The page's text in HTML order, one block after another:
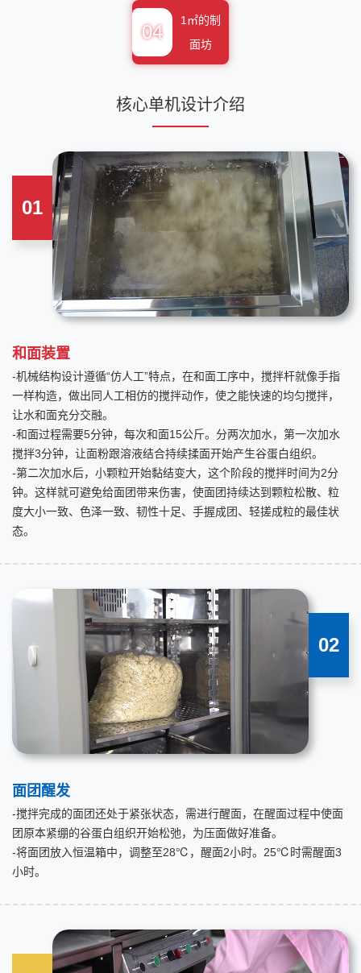
04
1㎡的制
面坊
核心单机设计介绍
01
和面装置
-机械结构设计遵循“仿人工”特点，在和面工序中，搅拌杆就像手指
一样构造，做出同人工相仿的搅拌动作，使之能快速的均匀搅拌，
让水和面充分交融。
-和面过程需要5分钟，每次和面15公斤。分两次加水，第一次加水
搅拌3分钟，让面粉跟溶液结合持续揉面开始产生谷蛋白组织。
-第二次加水后，小颗粒开始黏结变大，这个阶段的搅拌时间为2分
钟。这样就可避免给面团带来伤害，使面团持续达到颗粒松散、粒
度大小一致、色泽一致、韧性十足、手握成团、轻搓成粒的最佳状
态。
02
面团醒发
-搅拌完成的面团还处于紧张状态，需进行醒面，在醒面过程中使面
团原本紧绷的谷蛋白组织开始松弛，为压面做好准备。
-将面团放入恒温箱中，调整至28℃，醒面2小时。25℃时需醒面3
小时。